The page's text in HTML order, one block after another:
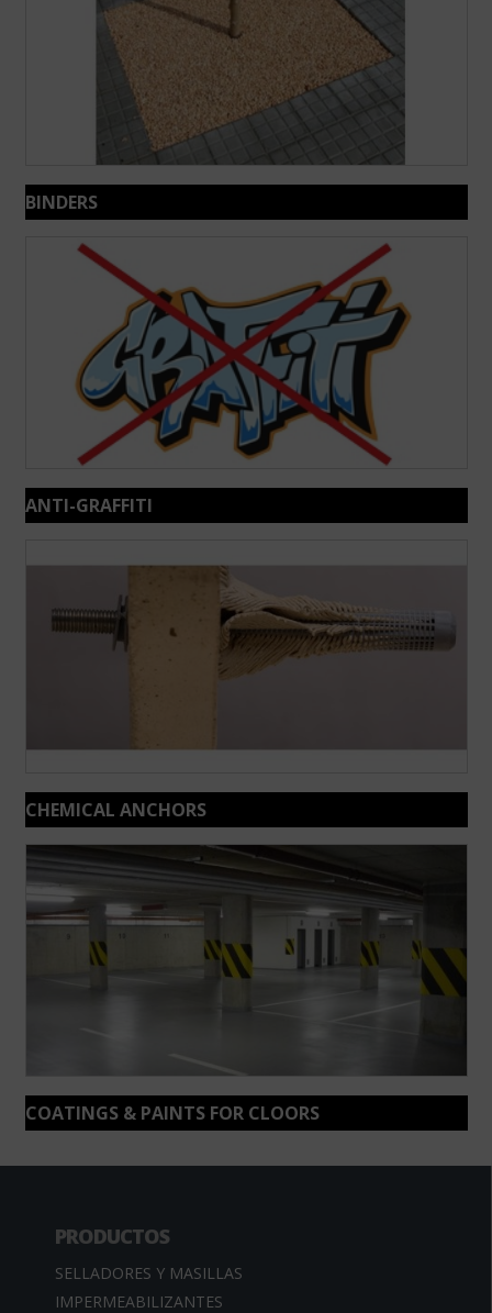
BINDERS
ANTI-GRAFFITI
CHEMICAL ANCHORS
COATINGS & PAINTS FOR CLOORS
PRODUCTOS
SELLADORES Y MASILLAS
IMPERMEABILIZANTES